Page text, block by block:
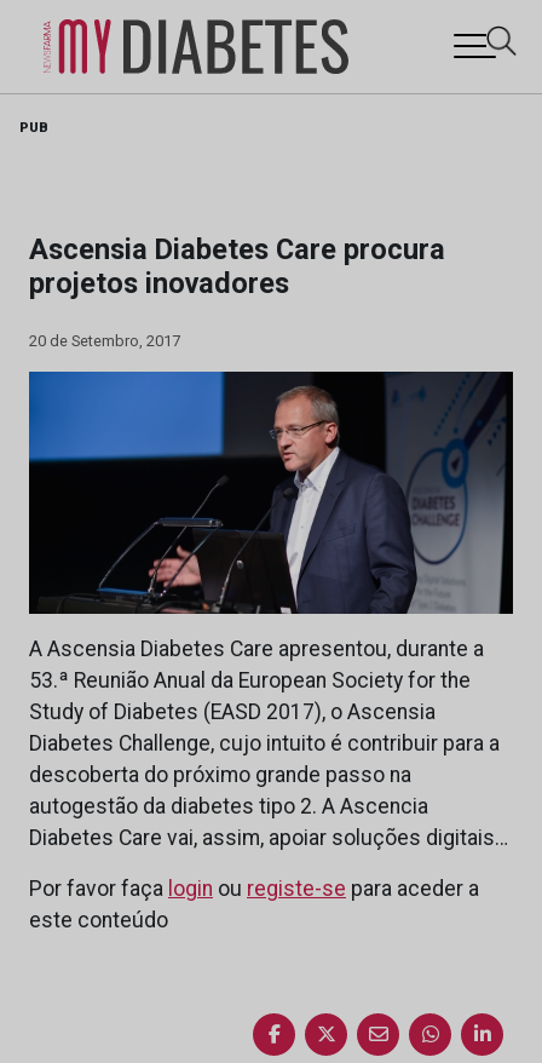
PUB
Ascensia Diabetes Care procura
projetos inovadores
20 de Setembro, 2017
A Ascensia Diabetes Care apresentou, durante a
53.ª Reunião Anual da European Society for the
Study of Diabetes (EASD 2017), o Ascensia
Diabetes Challenge, cujo intuito é contribuir para a
descoberta do próximo grande passo na
autogestão da diabetes tipo 2. A Ascencia
Diabetes Care vai, assim, apoiar soluções digitais…
Por favor faça login ou registe-se para aceder a
este conteúdo